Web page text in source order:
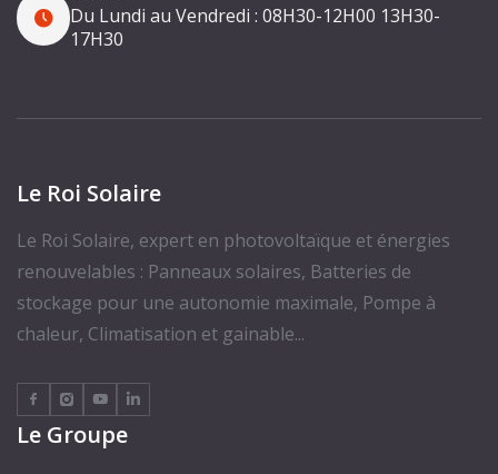
Du Lundi au Vendredi : 08H30-12H00 13H30-
17H30
Le Roi Solaire
Le Roi Solaire, expert en photovoltaïque et énergies
renouvelables : Panneaux solaires, Batteries de
stockage pour une autonomie maximale, Pompe à
chaleur, Climatisation et gainable...
Le Groupe